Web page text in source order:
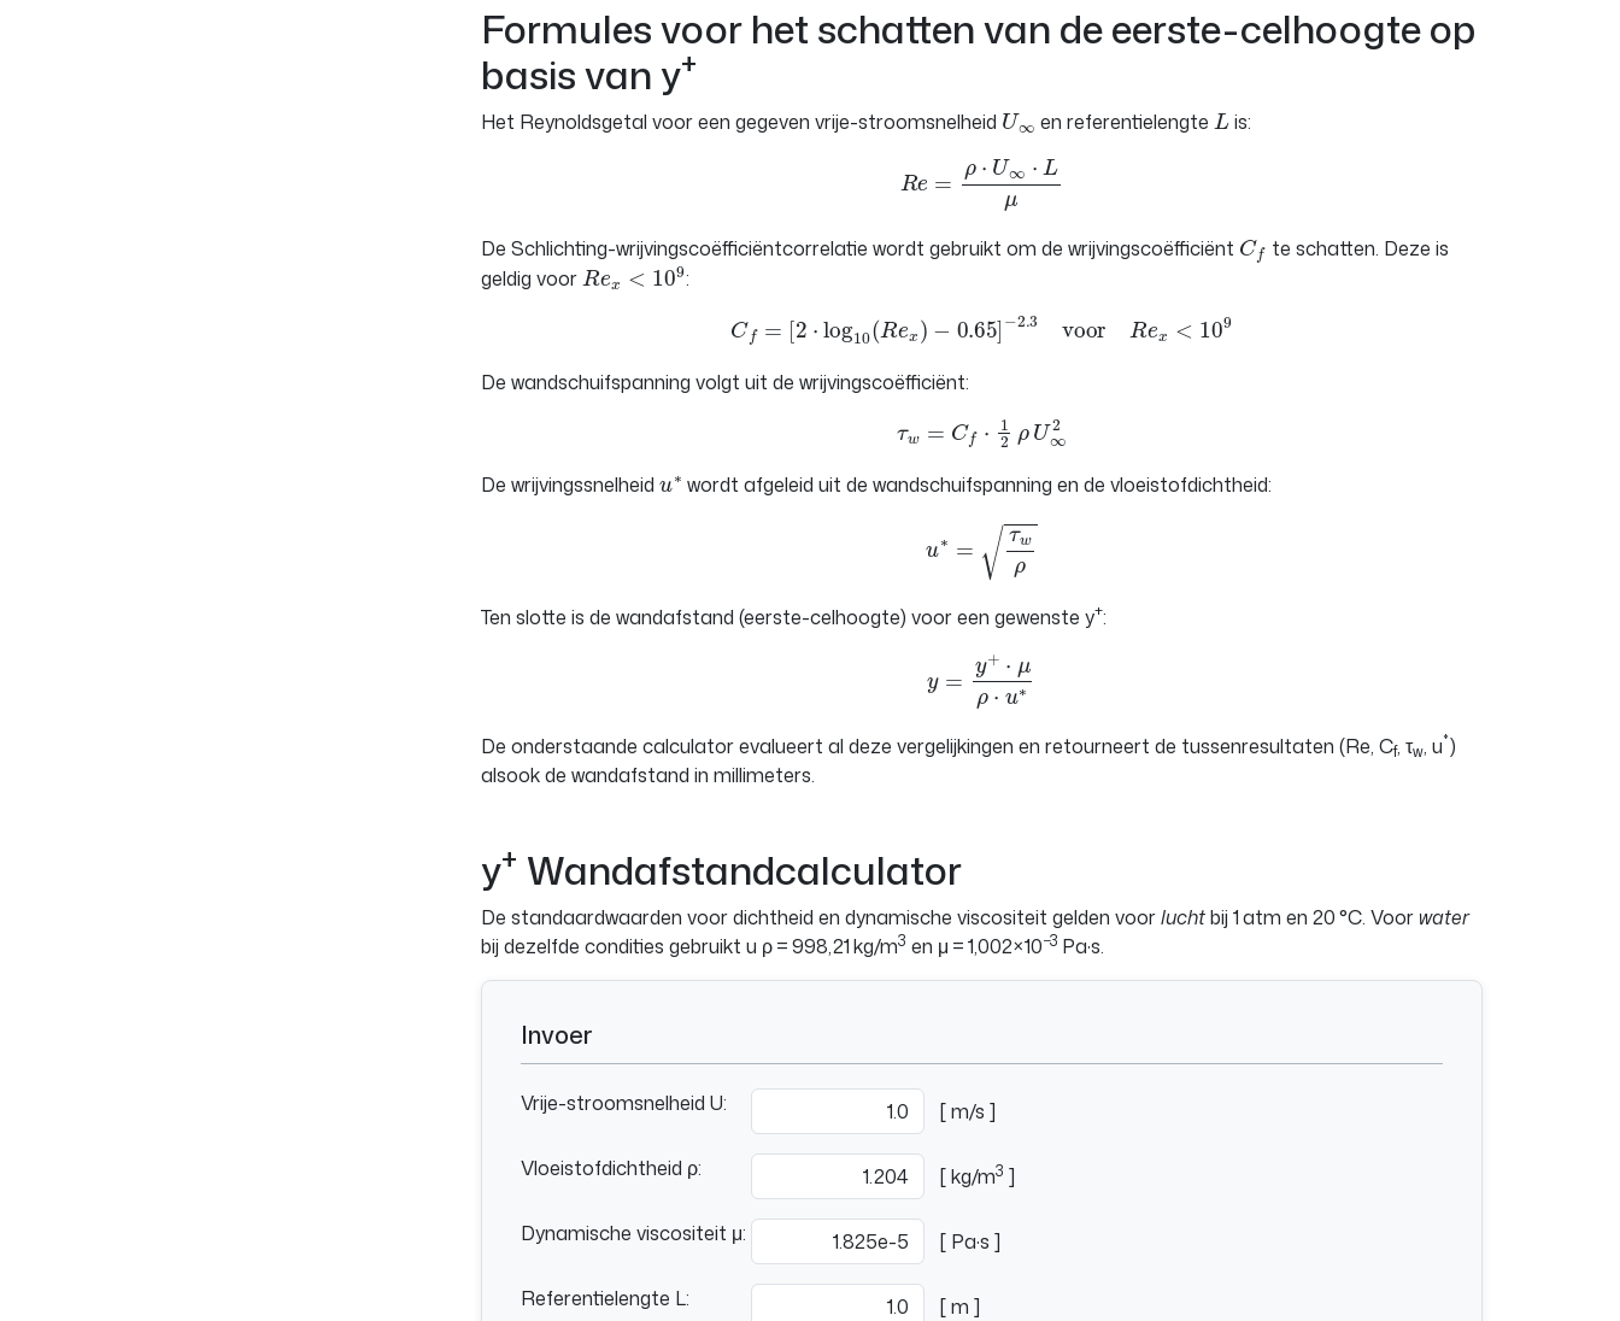
Formules voor het schatten van de eerste-celhoogte op
basis van y+
Het Reynoldsgetal voor een gegeven vrije-stroomsnelheid en referentielengte is:
ρ⋅U∞ Lμ
De Schlichting-wrijvingscoëfficiëntcorrelatie wordt gebruikt om de wrijvingscoëfficiënt
C
te schatten. Deze is
geldig voor
Rex<109
:
f=[ 2⋅ 10(R e −0.65]−2.3 x<
De wandschuifspanning volgt uit de wrijvingscoëfficiënt:
Cf ρ ∞2
De wrijvingssnelheid
∗
wordt afgeleid uit de wandschuifspanning en de vloeistofdichtheid:
wρ
Ten slotte is de wandafstand (eerste-celhoogte) voor een gewenste y+:
⋅μρ u∗
De onderstaande calculator evalueert al deze vergelijkingen en retourneert de tussenresultaten (Re, Cf, τw, u*)
alsook de wandafstand in millimeters.
y+ Wandafstandcalculator
De standaardwaarden voor dichtheid en dynamische viscositeit gelden voorluchtbij 1 atm en 20 °C. Voor water
bij dezelfde condities gebruikt u ρ = 998,21 kg/m3 en μ = 1,002×10−3 Pa·s.
Invoer
Vrije-stroomsnelheid U: [ m/s ]
Vloeistofdichtheid ρ: [ kg/m3 ]
Dynamische viscositeit μ: [ Pa·s ]
Referentielengte L: [ m ]